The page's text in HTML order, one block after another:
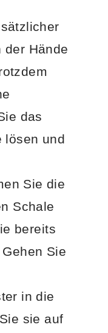
der Hände
das
lösen und
Sie die
Schale
bereits
Sie
in die
sie auf